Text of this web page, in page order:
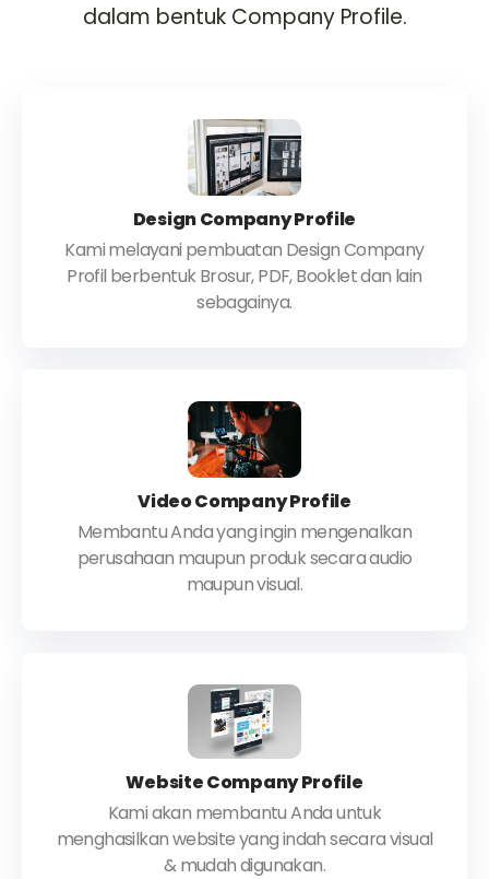
dalam bentuk Company Profile.
Design Company Profile
Kami melayani pembuatan Design Company
Profil berbentuk Brosur, PDF, Booklet dan lain
sebagainya.
Video Company Profile
Membantu Anda yang ingin mengenalkan
perusahaan maupun produk secara audio
maupun visual.
Website Company Profile
Kami akan membantu Anda untuk
menghasilkan website yang indah secara visual
& mudah digunakan.